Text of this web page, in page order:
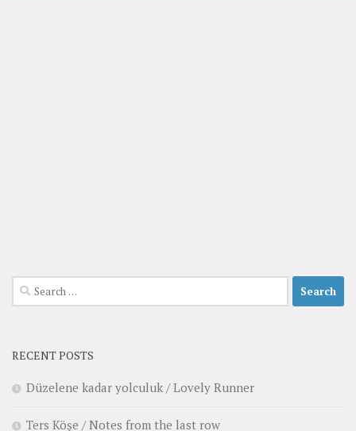
Search
for:
RECENT POSTS
Düzelene kadar yolculuk / Lovely Runner
Ters Köşe / Notes from the last row